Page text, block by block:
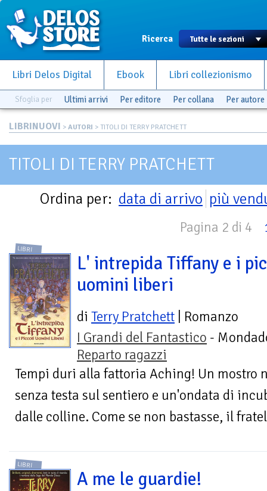
Ricerca
Libri Delos Digital Ebook Libri collezionismo
Sfoglia per Ultimi arrivi Per editore Per collana Per autore
LIBRINUOVI > AUTORI > TITOLI DI TERRY PRATCHETT
TITOLI DI TERRY PRATCHETT
Ordina per: data di arrivo più
Pagina 2 di 4
LIBRI
L' intrepida Tiffany e i
uomini liberi
di Terry Pratchett | Romanzo
I Grandi del Fantastico -
Reparto ragazzi
Tempi duri alla fattoria Aching! Un mostro
senza testa sul sentiero e un'ondata di
dalle colline. Come se non bastasse, il
LIBRI
A me le guardie!